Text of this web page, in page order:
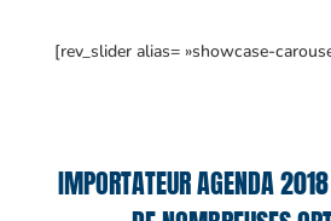
[rev_slider alias= »showcase-
IMPORTATEUR AGENDA